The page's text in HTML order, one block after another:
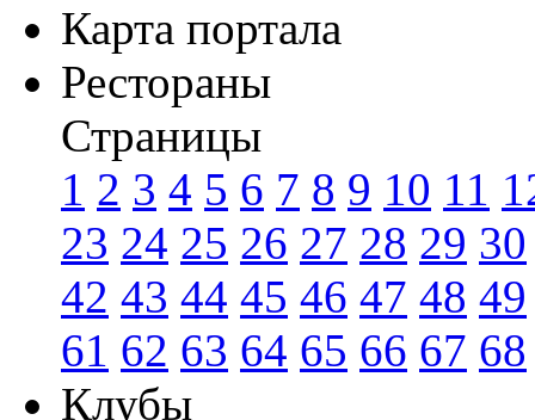
Карта портала
Рестораны
Страницы
1 2 3 4 5 6 7 8 9 10 11
23 24 25 26 27 28 29 30
42 43 44 45 46 47 48 49
61 62 63 64 65 66 67 68
Клубы